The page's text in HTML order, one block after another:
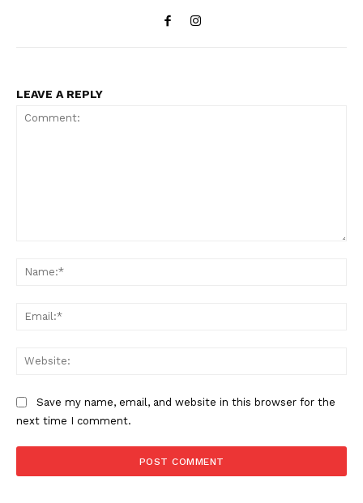
LEAVE A REPLY
Save my name, email, and website in this browser for the
next time I comment.